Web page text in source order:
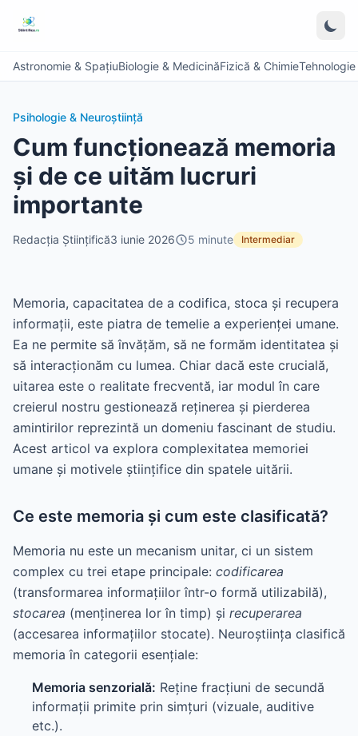
Astronomie & SpațiuBiologie & MedicinăFizică & Chimie
Psihologie & Neuroștiință
Cum funcționează memoria
și de ce uităm lucruri
importante
Redacția Științifică3 iunie 2026 5 minute Intermediar
Memoria, capacitatea de a codifica, stoca și recupera
informații, este piatra de temelie a experienței umane.
Ea ne permite să învățăm, să ne formăm identitatea și
să interacționăm cu lumea. Chiar dacă este crucială,
uitarea este o realitate frecventă, iar modul în care
creierul nostru gestionează reținerea și pierderea
amintirilor reprezintă un domeniu fascinant de studiu.
Acest articol va explora complexitatea memoriei
umane și motivele științifice din spatele uitării.
Ce este memoria și cum este clasificată?
Memoria nu este un mecanism unitar, ci un sistem
complex cu trei etape principale: codificarea
(transformarea informațiilor într-o formă utilizabilă),
stocarea (menținerea lor în timp) și recuperarea
(accesarea informațiilor stocate). Neuroștiința clasifică
memoria în categorii esențiale:
Memoria senzorială: Reține fracțiuni de secundă
informații primite prin simțuri (vizuale, auditive
etc.).